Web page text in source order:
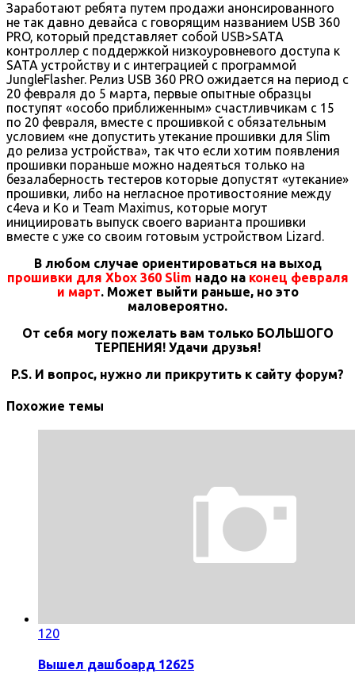
Заработают ребята путем продажи анонсированного
не так давно девайса с говорящим названием USB 360
PRO, который представляет собой USB>SATA
контроллер с поддержкой низкоуровневого доступа к
SATA устройству и с интеграцией с программой
JungleFlasher. Релиз USB 360 PRO ожидается на период с
20 февраля до 5 марта, первые опытные образцы
поступят «особо приближенным» счастливчикам с 15
по 20 февраля, вместе с прошивкой с обязательным
условием «не допустить утекание прошивки для Slim
до релиза устройства», так что если хотим появления
прошивки пораньше можно надеяться только на
безалаберность тестеров которые допустят «утекание»
прошивки, либо на негласное противостояние между
c4eva и Ko и Team Maximus, которые могут
инициировать выпуск своего варианта прошивки
вместе с уже со своим готовым устройством Lizard.
В любом случае ориентироваться на выход
прошивки для Xbox 360 Slim надо на конец февраля
и март. Может выйти раньше, но это
маловероятно.
От себя могу пожелать вам только БОЛЬШОГО
ТЕРПЕНИЯ! Удачи друзья!
P.S. И вопрос, нужно ли прикрутить к сайту форум?
Похожие темы
120
Вышел дашбоард 12625